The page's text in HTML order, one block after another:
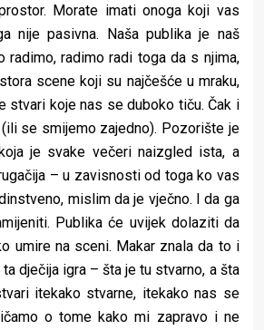
Morate imati onoga koji vas
nije pasivna. Naša publika je naš
radimo, radimo radi toga da s njima,
scene koji su najčešće u mraku,
stvari koje nas se duboko tiču. Čak i
se smijemo zajedno). Pozorište je
je svake večeri naizgled ista, a
– u zavisnosti od toga ko vas
mislim da je vječno. I da ga
Publika će uvijek dolaziti da
umire na sceni. Makar znala da to i
dječija igra – šta je tu stvarno, a šta
itekako stvarne, itekako nas se
o tome kako mi zapravo i ne